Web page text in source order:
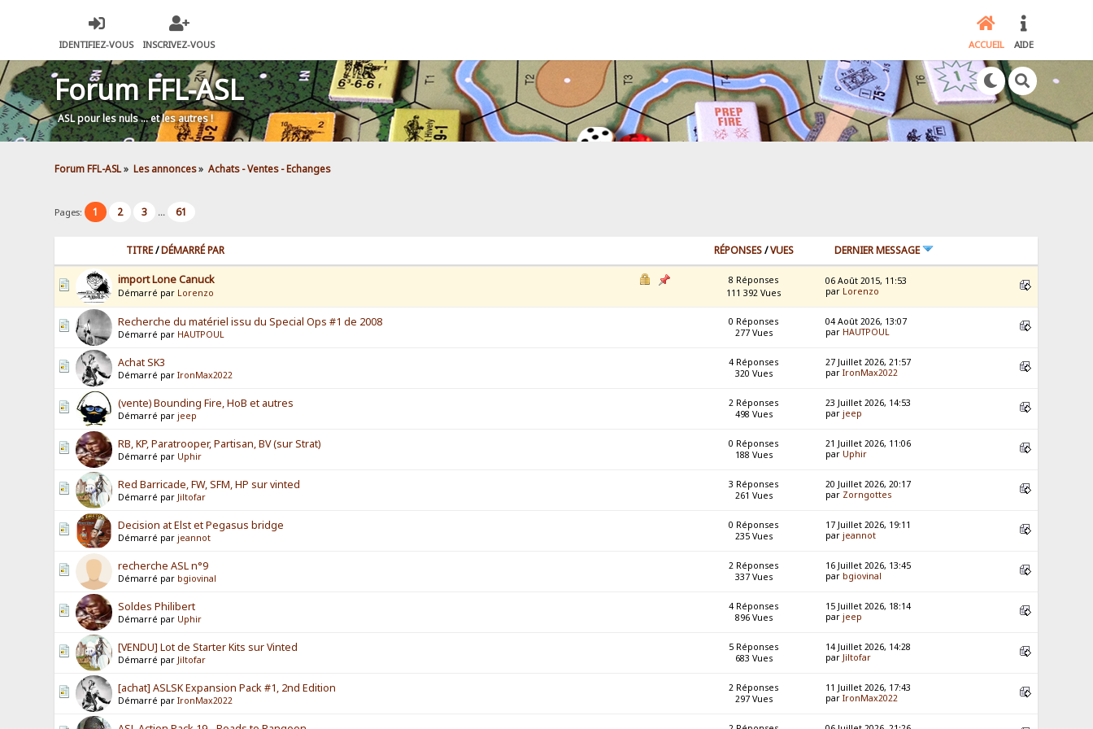
IDENTIFIEZ-VOUS INSCRIVEZ-VOUS ACCUEIL AIDE
Forum FFL-ASL
ASL pour les nuls … et les autres !
Forum FFL-ASL» Les annonces» Achats - Ventes - Echanges
Pages: 1 2 3 ... 61
TITRE/DÉMARRÉ PAR RÉPONSES/VUES DERNIER MESSAGE
import Lone Canuck
Démarré par Lorenzo
8 Réponses
111 392 Vues
06 Août 2015, 11:53
par Lorenzo
Recherche du matériel issu du Special Ops #1 de 2008
Démarré par HAUTPOUL
0 Réponses
277 Vues
04 Août 2026, 13:07
par HAUTPOUL
Achat SK3
Démarré parIronMax2022
4 Réponses
320 Vues
27 Juillet 2026, 21:57
parIronMax2022
(vente) Bounding Fire, HoB et autres
Démarré par jeep
2 Réponses
498 Vues
23 Juillet 2026, 14:53
par jeep
RB, KP, Paratrooper, Partisan, BV (sur Strat)
Démarré par Uphir
0 Réponses
188 Vues
21 Juillet 2026, 11:06
par Uphir
Red Barricade, FW, SFM, HP sur vinted
Démarré par Jiltofar
3 Réponses
261 Vues
20 Juillet 2026, 20:17
par Zorngottes
Decision at Elst et Pegasus bridge
Démarré par jeannot
0 Réponses
235 Vues
17 Juillet 2026, 19:11
par jeannot
recherche ASL n°9
Démarré par bgiovinal
2 Réponses
337 Vues
16 Juillet 2026, 13:45
par bgiovinal
Soldes Philibert
Démarré par Uphir
4 Réponses
896 Vues
15 Juillet 2026, 18:14
par jeep
[VENDU] Lot de Starter Kits sur Vinted
Démarré par Jiltofar
5 Réponses
683 Vues
14 Juillet 2026, 14:28
par Jiltofar
[achat] ASLSK Expansion Pack #1, 2nd Edition
Démarré parIronMax2022
2 Réponses
297 Vues
11 Juillet 2026, 17:43
parIronMax2022